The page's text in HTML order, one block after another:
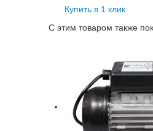
Купить в 1 клик
С этим товаром также